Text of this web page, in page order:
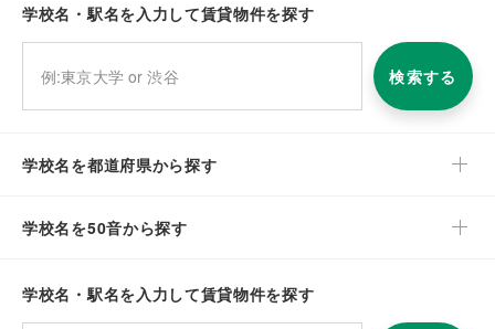
学校名・駅名を入力して賃貸物件を探す
検索する
学校名を都道府県から探す
学校名を50音から探す
学校名・駅名を入力して賃貸物件を探す